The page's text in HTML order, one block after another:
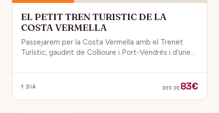
EL PETIT TREN TURISTIC DE LA
COSTA VERMELLA
Passejarem per la Costa Vermella amb el Trenet
Turístic, gaudint de Collioure i Port-Vendrés i d'unes
1 DIA DES DE 83€